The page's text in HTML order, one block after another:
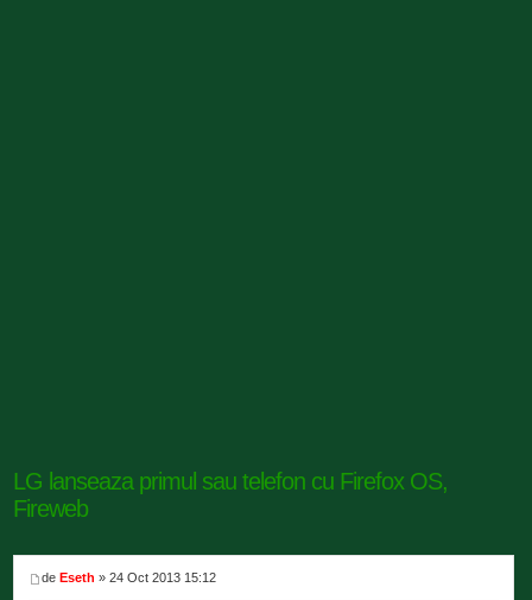
LG lanseaza primul sau telefon cu Firefox OS,
Fireweb
deEseth » 24 Oct 2013 15:12